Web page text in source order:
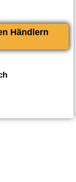
Händlern